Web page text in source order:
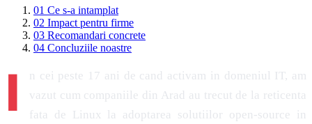
01 Ce s-a intamplat
02 Impact pentru firme
03 Recomandari concrete
04 Concluziile noastre
I
n cei peste 17 ani de cand activam in domeniul IT, am
vazut cum companiile din Arad au trecut de la reticenta
fata de Linux la adoptarea solutiilor open-source in